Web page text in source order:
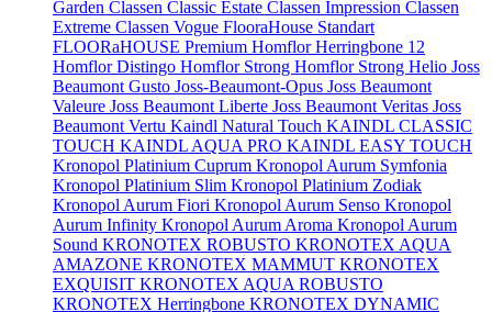
Garden Classen Classic Estate Classen Impression Classen
Extreme Classen Vogue FlooraHouse Standart
FLOORaHOUSE Premium Homflor Herringbone 12
Homflor Distingo Homflor Strong Homflor Strong Helio Joss
Beaumont Gusto Joss-Beaumont-Opus Joss Beaumont
Valeure Joss Beaumont Liberte Joss Beaumont Veritas Joss
Beaumont Vertu Kaindl Natural Touch KAINDL CLASSIC
TOUCH KAINDL AQUA PRO KAINDL EASY TOUCH
Kronopol Platinium Cuprum Kronopol Aurum Symfonia
Kronopol Platinium Slim Kronopol Platinium Zodiak
Kronopol Aurum Fiori Kronopol Aurum Senso Kronopol
Aurum Infinity Kronopol Aurum Aroma Kronopol Aurum
Sound KRONOTEX ROBUSTO KRONOTEX AQUA
AMAZONE KRONOTEX MAMMUT KRONOTEX
EXQUISIT KRONOTEX AQUA ROBUSTO
KRONOTEX Herringbone KRONOTEX DYNAMIC